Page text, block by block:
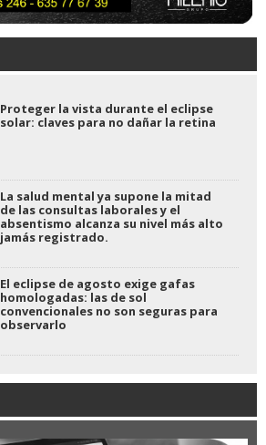
Proteger la vista durante el eclipse
solar: claves para no dañar la retina
La salud mental ya supone la mitad
de las consultas laborales y el
absentismo alcanza su nivel más alto
jamás registrado.
El eclipse de agosto exige gafas
homologadas: las de sol
convencionales no son seguras para
observarlo